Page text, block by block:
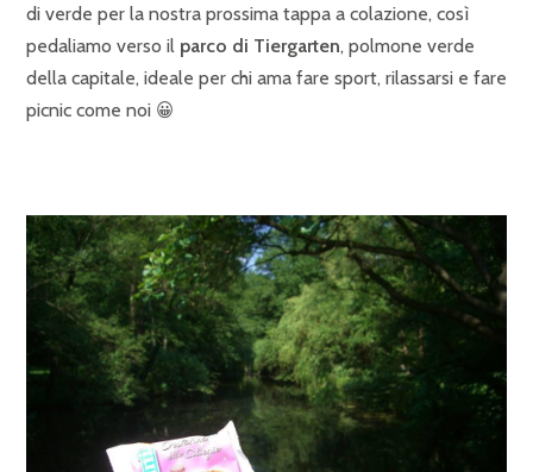
di verde per la nostra prossima tappa a colazione, così
pedaliamo verso il parco di Tiergarten, polmone verde
della capitale, ideale per chi ama fare sport, rilassarsi e fare
picnic come noi 😀